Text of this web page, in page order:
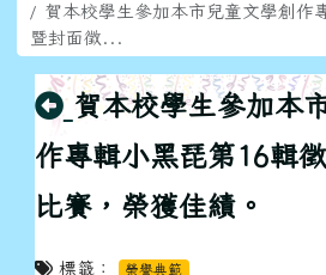
賀本校學生參加本市兒童文學創作
暨封面徵...
回上頁
賀本校學生參加本
作專輯小黑琵第16輯
比賽，榮獲佳績。
標籤： 榮譽典範